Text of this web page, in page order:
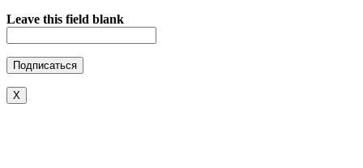
Leave this field blank
X